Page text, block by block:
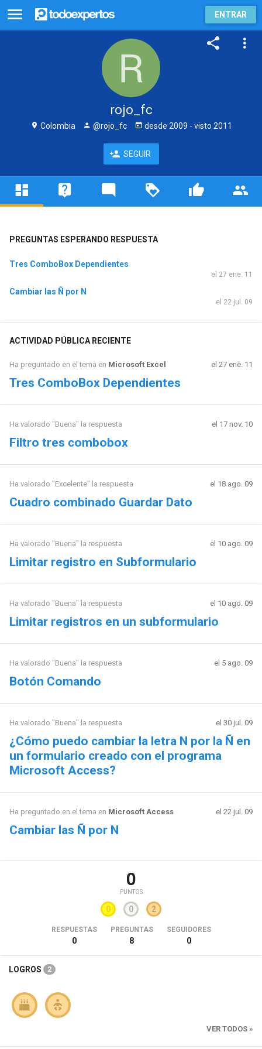
ENTRAR
rojo_fc
Colombia @rojo_fc desde 2009 - visto 2011
SEGUIR
PREGUNTAS ESPERANDO RESPUESTA
Tres ComboBox Dependientes
el 27 ene. 11
Cambiar las Ñ por N
el 22 jul. 09
ACTIVIDAD PÚBLICA RECIENTE
Ha preguntado en el tema en Microsoft Excel el 27 ene. 11
Tres ComboBox Dependientes
Ha valorado "Buena" la respuesta el 17 nov. 10
Filtro tres combobox
Ha valorado "Excelente" la respuesta el 18 ago. 09
Cuadro combinado Guardar Dato
Ha valorado "Buena" la respuesta el 10 ago. 09
Limitar registro en Subformulario
Ha valorado "Buena" la respuesta el 10 ago. 09
Limitar registros en un subformulario
Ha valorado "Buena" la respuesta el 5 ago. 09
Botón Comando
Ha valorado "Buena" la respuesta el 30 jul. 09
¿Cómo puedo cambiar la letra N por la Ñ en
un formulario creado con el programa
Microsoft Access?
Ha preguntado en el tema en Microsoft Access el 22 jul. 09
Cambiar las Ñ por N
0
PUNTOS
0 0 2
RESPUESTAS
0
PREGUNTAS
8
SEGUIDORES
0
LOGROS 2
VER TODOS »